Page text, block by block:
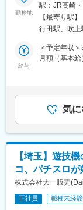
とを期待しま
【キャリアパ
【当社の魅力
上に販売網
なくしてガ
内のコミュ
の収録など
撮影の裏側
※参考URL：
https://
変更の範囲：
■業務詳細：
※営業エリア
毎週月曜は原
他の日は東
※東日本のみ
す。
営業し、特
ンポーネン
◎用途とし
■就業環境：
残業15時間
※毎週月曜日
す。
勤務地
駅：JR高崎
面禁煙変更
【最寄り駅】
行田駅、吹
給与
＜予定年収
月額（基本
安の金額で
(月額)は固定
気に
【埼玉】遊技
コ、パチスロ
株式会社大一販売
正社員 職種未経